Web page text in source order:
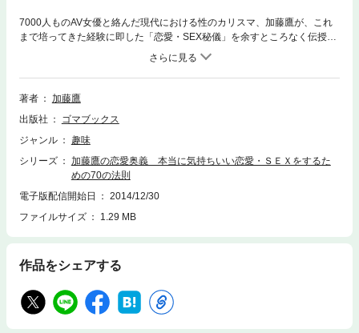
7000人ものAV女優と絡んだ現代における性のカリスマ、加藤鷹が、これ
まで培ってきた経験に即した「恋愛・SEX秘儀」を余すところなく伝授。
■君は恋人にとっての「極上のトロ」になれるか？■「的の広さ」と「マタ
の広さ」はイコールじゃなきゃダメ■見つめ合ってするSEXは、だんぜん
気持ちいい！巷の恋愛・SEXマニュアル本では教えてくれない気になる相
手と“本当の快楽”“本当の絶頂感”に至るための究極法則！
著者
加藤鷹
出版社
ゴマブックス
ジャンル
趣味
シリーズ
加藤鷹の恋愛奥義 本当に気持ちいい恋愛・ＳＥＸをするた
めの70の法則
電子版配信開始日
2014/12/30
ファイルサイズ
1.29 MB
作品をシェアする